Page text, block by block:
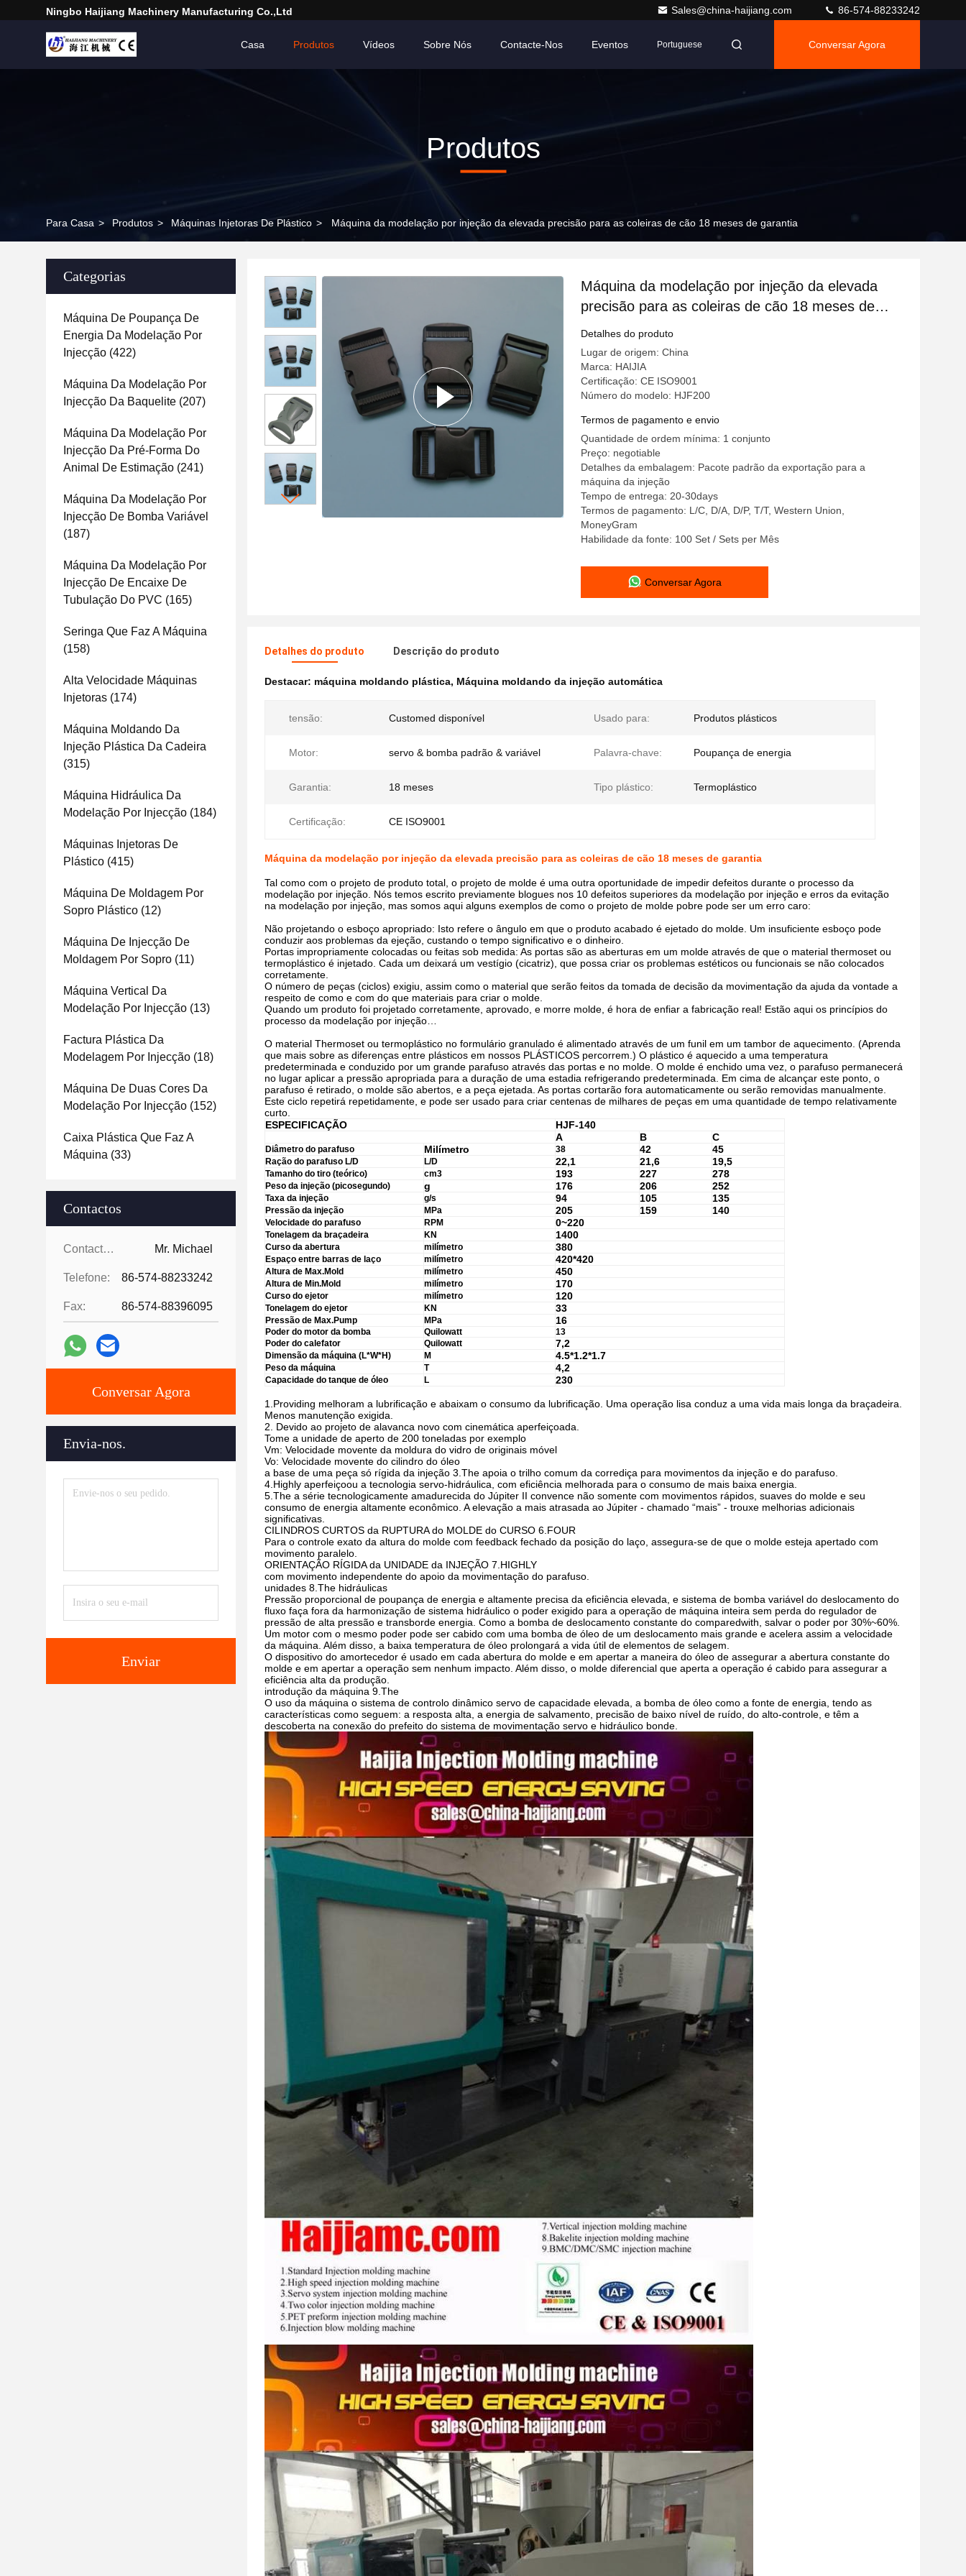
Ningbo Haijiang Machinery Manufacturing Co.,Ltd Sales@china-haijiang.com 86-574-88233242
Casa Produtos Vídeos Sobre Nós Contacte-Nos Eventos Portuguese Conversar Agora
Produtos
Para Casa > Produtos > Máquinas Injetoras De Plástico > Máquina da modelação por injeção da elevada precisão para as coleiras de cão 18 meses de garantia
Categorias
Máquina De Poupança De
Energia Da Modelação Por
Injecção (422)
Máquina Da Modelação Por
Injecção Da Baquelite (207)
Máquina Da Modelação Por
Injecção Da Pré-Forma Do
Animal De Estimação (241)
Máquina Da Modelação Por
Injecção De Bomba Variável
(187)
Máquina Da Modelação Por
Injecção De Encaixe De
Tubulação Do PVC (165)
Seringa Que Faz A Máquina
(158)
Alta Velocidade Máquinas
Injetoras (174)
Máquina Moldando Da
Injeção Plástica Da Cadeira
(315)
Máquina Hidráulica Da
Modelação Por Injecção (184)
Máquinas Injetoras De
Plástico (415)
Máquina De Moldagem Por
Sopro Plástico (12)
Máquina De Injecção De
Moldagem Por Sopro (11)
Máquina Vertical Da
Modelação Por Injecção (13)
Factura Plástica Da
Modelagem Por Injecção (18)
Máquina De Duas Cores Da
Modelação Por Injecção (152)
Caixa Plástica Que Faz A
Máquina (33)
Contactos
Contactos: Mr. Michael
Telefone: 86-574-88233242
Fax: 86-574-88396095
Conversar Agora
Envia-nos.
Enviar
Máquina da modelação por injeção da elevada
precisão para as coleiras de cão 18 meses de
garantia
Detalhes do produto
Lugar de origem: China
Marca: HAIJIA
Certificação: CE ISO9001
Número do modelo: HJF200
Termos de pagamento e envio
Quantidade de ordem mínima: 1 conjunto
Preço: negotiable
Detalhes da embalagem: Pacote padrão da exportação para a
máquina da injeção
Tempo de entrega: 20-30days
Termos de pagamento: L/C, D/A, D/P, T/T, Western Union,
MoneyGram
Habilidade da fonte: 100 Set / Sets per Mês
Conversar Agora
Detalhes do produto Descrição do produto
Destacar: máquina moldando plástica, Máquina moldando da injeção automática
tensão: Customed disponível Usado para: Produtos plásticos
Motor: servo & bomba padrão & variável Palavra-chave: Poupança de energia
Garantia: 18 meses Tipo plástico: Termoplástico
Certificação: CE ISO9001
Máquina da modelação por injeção da elevada precisão para as coleiras de cão 18 meses de garantia
Tal como com o projeto de produto total, o projeto de molde é uma outra oportunidade de impedir defeitos durante o processo da
modelação por injeção. Nós temos escrito previamente blogues nos 10 defeitos superiores da modelação por injeção e erros da evitação
na modelação por injeção, mas somos aqui alguns exemplos de como o projeto de molde pobre pode ser um erro caro:
Não projetando o esboço apropriado: Isto refere o ângulo em que o produto acabado é ejetado do molde. Um insuficiente esboço pode
conduzir aos problemas da ejeção, custando o tempo significativo e o dinheiro.
Portas impropriamente colocadas ou feitas sob medida: As portas são as aberturas em um molde através de que o material thermoset ou
termoplástico é injetado. Cada um deixará um vestígio (cicatriz), que possa criar os problemas estéticos ou funcionais se não colocados
corretamente.
O número de peças (ciclos) exigiu, assim como o material que serão feitos da tomada de decisão da movimentação da ajuda da vontade a
respeito de como e com do que materiais para criar o molde.
Quando um produto foi projetado corretamente, aprovado, e morre molde, é hora de enfiar a fabricação real! Estão aqui os princípios do
processo da modelação por injeção…
O material Thermoset ou termoplástico no formulário granulado é alimentado através de um funil em um tambor de aquecimento. (Aprenda
que mais sobre as diferenças entre plásticos em nossos PLÁSTICOS percorrem.) O plástico é aquecido a uma temperatura
predeterminada e conduzido por um grande parafuso através das portas e no molde. O molde é enchido uma vez, o parafuso permanecerá
no lugar aplicar a pressão apropriada para a duração de uma estadia refrigerando predeterminada. Em cima de alcançar este ponto, o
parafuso é retirado, o molde são abertos, e a peça ejetada. As portas cortarão fora automaticamente ou serão removidas manualmente.
Este ciclo repetirá repetidamente, e pode ser usado para criar centenas de milhares de peças em uma quantidade de tempo relativamente
curto.
ESPECIFICAÇÃO
HJF-140
A
B C
Diâmetro do parafuso Milímetro 38 42 45
Ração do parafuso L/D L/D 22,1 21,6 19,5
Tamanho do tiro (teórico) cm3 193 227 278
Peso da injeção (picosegundo) g 176 206 252
Taxa da injeção g/s 94 105 135
Pressão da injeção MPa 205 159 140
Velocidade do parafuso RPM 0~220
Tonelagem da braçadeira KN 1400
Curso da abertura milímetro 380
Espaço entre barras de laço milímetro 420*420
Altura de Max.Mold milímetro 450
Altura de Min.Mold milímetro 170
Curso do ejetor milímetro 120
Tonelagem do ejetor KN 33
Pressão de Max.Pump MPa 16
Poder do motor da bomba Quilowatt
13
Poder do calefator
Quilowatt 7,2
Dimensão da máquina (L*W*H) M 4.5*1.2*1.7
Peso da máquina T 4,2
Capacidade do tanque de óleo L 230
1.Providing melhoram a lubrificação e abaixam o consumo da lubrificação. Uma operação lisa conduz a uma vida mais longa da braçadeira.
Menos manutenção exigida.
2. Devido ao projeto de alavanca novo com cinemática aperfeiçoada.
Tome a unidade de aperto de 200 toneladas por exemplo
Vm: Velocidade movente da moldura do vidro de originais móvel
Vo: Velocidade movente do cilindro do óleo
a base de uma peça só rígida da injeção 3.The apoia o trilho comum da corrediça para movimentos da injeção e do parafuso.
4.Highly aperfeiçoou a tecnologia servo-hidráulica, com eficiência melhorada para o consumo de mais baixa energia.
5.The a série tecnologicamente amadurecida do Júpiter II convence não somente com movimentos rápidos, suaves do molde e seu
consumo de energia altamente econômico. A elevação a mais atrasada ao Júpiter - chamado “mais” - trouxe melhorias adicionais
significativas.
CILINDROS CURTOS da RUPTURA do MOLDE do CURSO 6.FOUR
Para o controle exato da altura do molde com feedback fechado da posição do laço, assegura-se de que o molde esteja apertado com
movimento paralelo.
ORIENTAÇÃO RÍGIDA da UNIDADE da INJEÇÃO 7.HIGHLY
com movimento independente do apoio da movimentação do parafuso.
unidades 8.The hidráulicas
Pressão proporcional de poupança de energia e altamente precisa da eficiência elevada, e sistema de bomba variável do deslocamento do
fluxo faça fora da harmonização de sistema hidráulico o poder exigido para a operação de máquina inteira sem perda do regulador de
pressão de alta pressão e transborde energia. Como a bomba de deslocamento constante do comparedwith, salvar o poder por 30%~60%.
Um motor com o mesmo poder pode ser cabido com uma bomba de óleo de um deslocamento mais grande e acelera assim a velocidade
da máquina. Além disso, a baixa temperatura de óleo prolongará a vida útil de elementos de selagem.
O dispositivo do amortecedor é usado em cada abertura do molde e em apertar a maneira do óleo de assegurar a abertura constante do
molde e em apertar a operação sem nenhum impacto. Além disso, o molde diferencial que aperta a operação é cabido para assegurar a
eficiência alta da produção.
introdução da máquina 9.The
O uso da máquina o sistema de controlo dinâmico servo de capacidade elevada, a bomba de óleo como a fonte de energia, tendo as
características como seguem: a resposta alta, a energia de salvamento, precisão de baixo nível de ruído, do alto-controle, e têm a
descoberta na conexão do prefeito do sistema de movimentação servo e hidráulico bonde.